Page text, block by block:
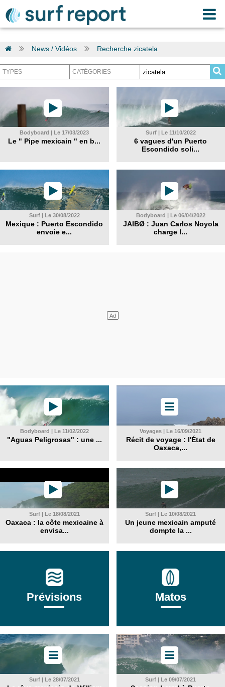
News / Vidéos Recherche zicatela
Bodyboard | Le 17/03/2023
Le " Pipe mexicain " en b...
Surf | Le 11/10/2022
6 vagues d'un Puerto
Escondido soli...
Surf | Le 30/08/2022
Mexique : Puerto Escondido
envoie e...
Bodyboard | Le 06/04/2022
JAIBØ : Juan Carlos Noyola
charge l...
Bodyboard | Le 11/02/2022
"Aguas Peligrosas" : une ...
Voyages | Le 16/09/2021
Récit de voyage : l'État de
Oaxaca,...
Surf | Le 18/08/2021
Oaxaca : la côte mexicaine à
envisa...
Surf | Le 10/08/2021
Un jeune mexicain amputé
dompte la ...
Prévisions Matos
Surf | Le 28/07/2021 Surf | Le 09/07/2021